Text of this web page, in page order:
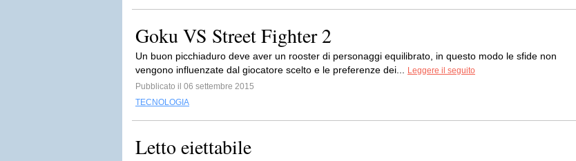
Goku VS Street Fighter 2
Un buon picchiaduro deve aver un rooster di personaggi equilibrato, in questo modo le sfide non
vengono influenzate dal giocatore scelto e le preferenze dei...
Leggere il seguito
Pubblicato il 06 settembre 2015
TECNOLOGIA
Letto eiettabile